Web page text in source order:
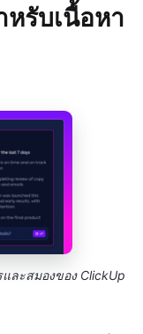
หรับเนื้อหา
ละสมองของ ClickUp